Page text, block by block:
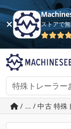
ストアで
/ ... / 中古 特殊